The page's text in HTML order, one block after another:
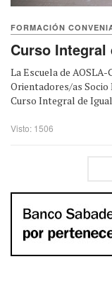
FORMACIÓN
Curso Integral
La Escuela de
Orientadores/as Socio
Curso Integral de
Visto: 1506